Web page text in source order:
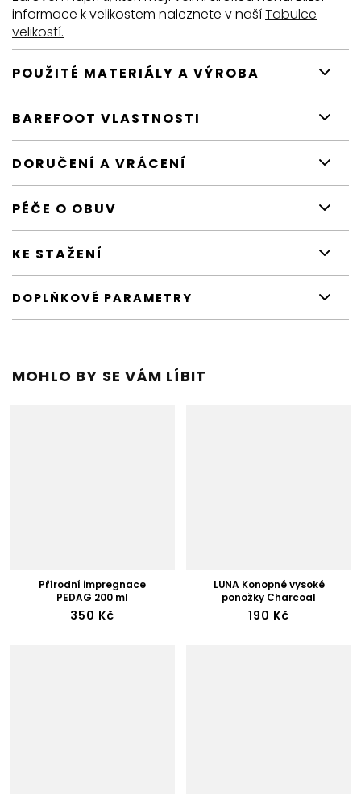
informace k velikostem naleznete v našíTabulce
velikostí.
POUŽITÉ MATERIÁLY A VÝROBA
BAREFOOT VLASTNOSTI
DORUČENÍ A VRÁCENÍ
PÉČE O OBUV
KE STAŽENÍ
DOPLŇKOVÉ PARAMETRY
MOHLO BY SE VÁM LÍBIT
Přírodní impregnace
PEDAG 200 ml
350 Kč
LUNA Konopné vysoké
ponožky Charcoal
190 Kč